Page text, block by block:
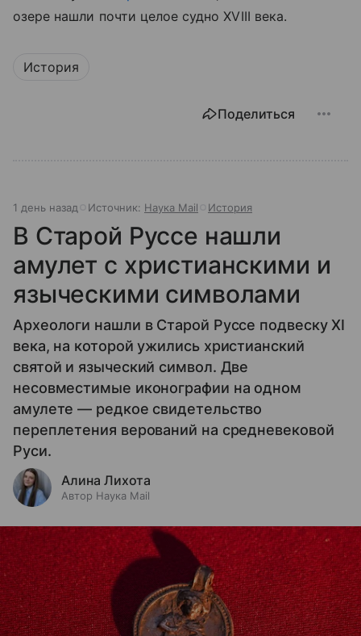
озере нашли почти целое судно XVIII века.
История
Поделиться
1 день назад Источник: Наука Mail История
В Старой Руссе нашли
амулет с христианскими и
языческими символами
Археологи нашли в Старой Руссе подвеску XI
века, на которой ужились христианский
святой и языческий символ. Две
несовместимые иконографии на одном
амулете — редкое свидетельство
переплетения верований на средневековой
Руси.
Алина Лихота
Автор Наука Mail